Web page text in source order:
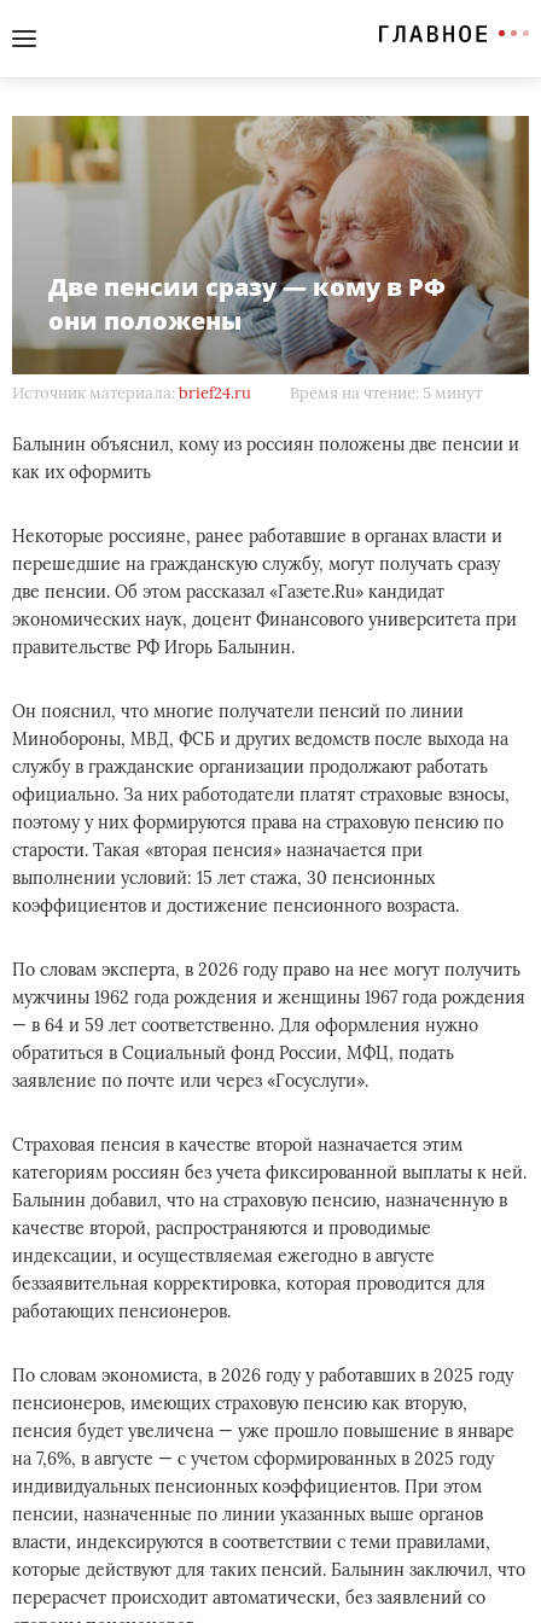
Две пенсии сразу — кому в РФ
они положены
Источник материала: brief24.ru Время на чтение: 5 минут
Балынин объяснил, кому из россиян положены две пенсии и
как их оформить
Некоторые россияне, ранее работавшие в органах власти и
перешедшие на гражданскую службу, могут получать сразу
две пенсии. Об этом рассказал «Газете.Ru» кандидат
экономических наук, доцент Финансового университета при
правительстве РФ Игорь Балынин.
Он пояснил, что многие получатели пенсий по линии
Минобороны, МВД, ФСБ и других ведомств после выхода на
службу в гражданские организации продолжают работать
официально. За них работодатели платят страховые взносы,
поэтому у них формируются права на страховую пенсию по
старости. Такая «вторая пенсия» назначается при
выполнении условий: 15 лет стажа, 30 пенсионных
коэффициентов и достижение пенсионного возраста.
По словам эксперта, в 2026 году право на нее могут получить
мужчины 1962 года рождения и женщины 1967 года рождения
— в 64 и 59 лет соответственно. Для оформления нужно
обратиться в Социальный фонд России, МФЦ, подать
заявление по почте или через «Госуслуги».
Страховая пенсия в качестве второй назначается этим
категориям россиян без учета фиксированной выплаты к ней.
Балынин добавил, что на страховую пенсию, назначенную в
качестве второй, распространяются и проводимые
индексации, и осуществляемая ежегодно в августе
беззаявительная корректировка, которая проводится для
работающих пенсионеров.
По словам экономиста, в 2026 году у работавших в 2025 году
пенсионеров, имеющих страховую пенсию как вторую,
пенсия будет увеличена — уже прошло повышение в январе
на 7,6%, в августе — с учетом сформированных в 2025 году
индивидуальных пенсионных коэффициентов. При этом
пенсии, назначенные по линии указанных выше органов
власти, индексируются в соответствии с теми правилами,
которые действуют для таких пенсий. Балынин заключил, что
перерасчет происходит автоматически, без заявлений со